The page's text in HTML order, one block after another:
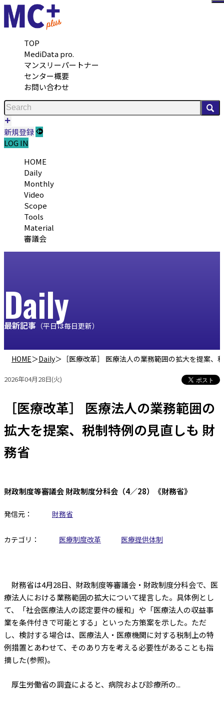
TOP
MediData pro.
マンスリーパートナー
センター概要
お問い合わせ
新規登録
LOG IN
HOME
Daily
Monthly
Video
Scope
Tools
Material
審議会
Daily
最新記事 （平日は毎日更新）
HOME＞Daily＞ ［医療改革］ 医療法人の業務範囲の拡大を提案、
2026年04月28日(火)
［医療改革］ 医療法人の業務範囲の
拡大を提案、税制特例の見直しも 財
務省
財政制度等審議会 財政制度分科会（4／28）《財務省》
発信元： 財務省
カテゴリ： 医療制度改革 医療提供体制
財務省は4月28日、財政制度等審議会・財政制度分科会で、医
療法人における業務範囲の拡大について提言した。具体例とし
て、「社会医療法人の認定要件の緩和」や「医療法人の収益事
業を条件付きで可能とする」といった方策案を示した。ただ
し、検討する場合は、医療法人・医療機関に対する税制上の特
例措置とあわせて、そのあり方を考える必要性があることも指
摘した(参照)。
厚生労働省の調査によると、病院および診療所の...
メ